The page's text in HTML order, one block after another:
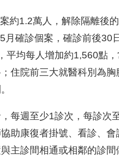
約1.2萬人，解除隔離後
確診個案，確診前後30
均每人增加約1,560點
住院前三大就醫科別為
每週至少1診次，每診次
助康復者掛號、看診、
主診間相通或相鄰的診